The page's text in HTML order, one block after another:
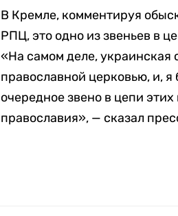
В Кремле, комментируя
РПЦ, это одно из звеньев в
«На самом деле, украинская
православной церковью, и, я
очередное звено в цепи
православия», — сказал